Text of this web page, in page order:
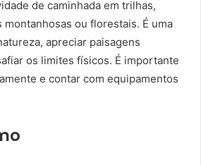
de caminhada em trilhas,
ou florestais. É uma
apreciar paisagens
os limites físicos. É importante
e contar com equipamentos